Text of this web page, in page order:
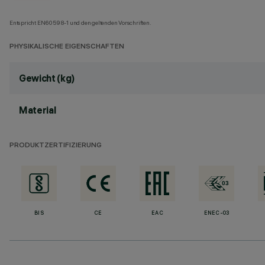
Entspricht EN60598-1 und den geltenden Vorschriften.
PHYSIKALISCHE EIGENSCHAFTEN
Gewicht (kg)
Material
PRODUKTZERTIFIZIERUNG
BIS CE EAC ENEC-03